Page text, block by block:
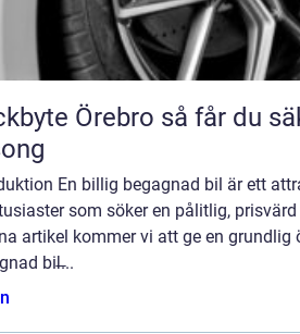
så får du säkra hjul inför varje
En billig begagnad bil är ett
som söker en pålitlig,
artikel kommer vi att ge en grundlig
bil̶...